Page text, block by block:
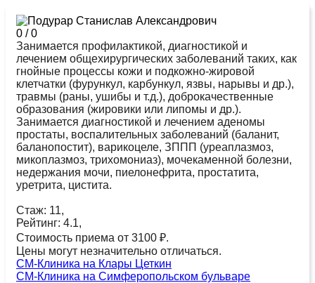
0 /0
Занимается профилактикой, диагностикой и
лечением общехирургических заболеваний таких, как
гнойные процессы кожи и подкожно-жировой
клетчатки (фурункул, карбункул, язвы, нарывы и др.),
травмы (раны, ушибы и т.д.), доброкачественные
образования (жировики или липомы и др.).
Занимается диагностикой и лечением аденомы
простаты, воспалительных заболеваний (баланит,
баланопостит), варикоцеле, ЗППП (уреаплазмоз,
микоплазмоз, трихомониаз), мочекаменной болезни,
недержания мочи, пиелонефрита, простатита,
уретрита, цистита.
Стаж: 11,
Рейтинг: 4.1,
Стоимость приема от 3100 ₽.
Цены могут незначительно отличаться.
СМ-Клиника на Клары Цеткин
СМ-Клиника на Симферопольском бульваре